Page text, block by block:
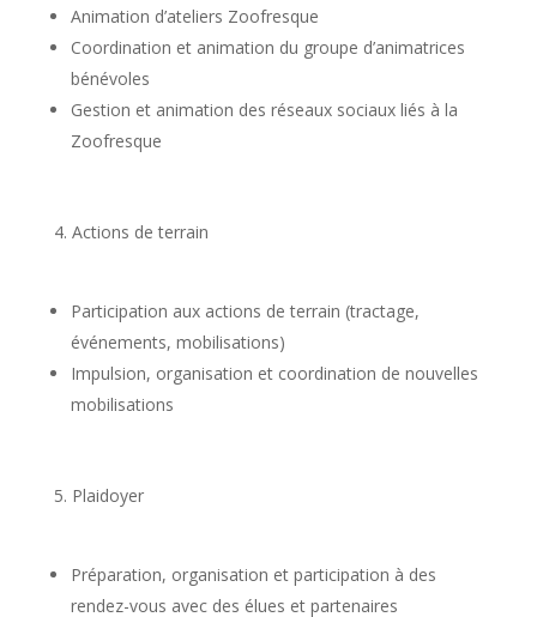
Animation d’ateliers Zoofresque
Coordination et animation du groupe d’animatrices
bénévoles
Gestion et animation des réseaux sociaux liés à la
Zoofresque
4. Actions de terrain
Participation aux actions de terrain (tractage,
événements, mobilisations)
Impulsion, organisation et coordination de nouvelles
mobilisations
5. Plaidoyer
Préparation, organisation et participation à des
rendez-vous avec des élues et partenaires